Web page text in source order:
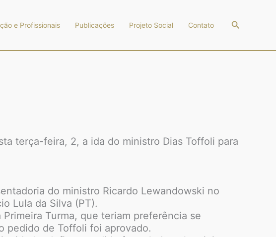
e Profissionais Publicações Projeto Social Contato Pesquisar
terça-feira, 2, a ida do ministro Dias Toffoli para
do ministro Ricardo Lewandowski no
Lula da Silva (PT).
Turma, que teriam preferência se
pedido de Toffoli foi aprovado.